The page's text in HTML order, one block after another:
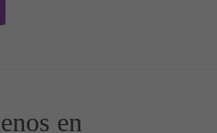
de morder el polvo
Juntos y revueltos
en